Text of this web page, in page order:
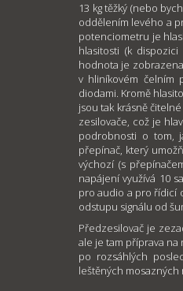
13 kg těžký (nebo
oddělením levého a
potenciometru je
hlasitosti (k
hodnota je
v hliníkovém čelním
diodami. Kromě
jsou tak krásně
zesilovače, což je
podrobnosti o tom,
přepínač, který
výchozí (s
napájení využívá 10
pro audio a pro řídicí
odstupu signálu od
Předzesilovač je
ale je tam příprava na
po rozsáhlých
leštěných mosazných